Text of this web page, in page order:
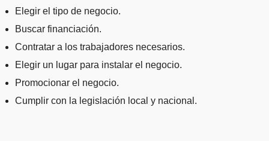
Elegir el tipo de negocio.
Buscar financiación.
Contratar a los trabajadores necesarios.
Elegir un lugar para instalar el negocio.
Promocionar el negocio.
Cumplir con la legislación local y nacional.